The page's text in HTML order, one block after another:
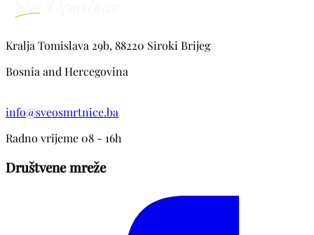
prijatelji.
Kralja Tomislava 29b, 88220 Siroki Brijeg
Bosnia and Hercegovina
info@sveosmrtnice.ba
Radno vrijeme 08 - 16h
Društvene mreže